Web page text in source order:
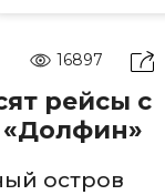
16897
рейсы с
«Долфин»
остров